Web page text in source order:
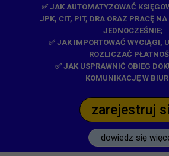
✅ JAK AUTOMATYZOWAĆ
JPK, CIT, PIT, DRA ORAZ PRACĘ
JEDNOCZEŚNIE;
✅ JAK IMPORTOWAĆ WYCIĄGI,
ROZLICZAĆ
✅ JAK USPRAWNIĆ OBIEG
KOMUNIKACJĘ W
zarejestruj
dowiedz się